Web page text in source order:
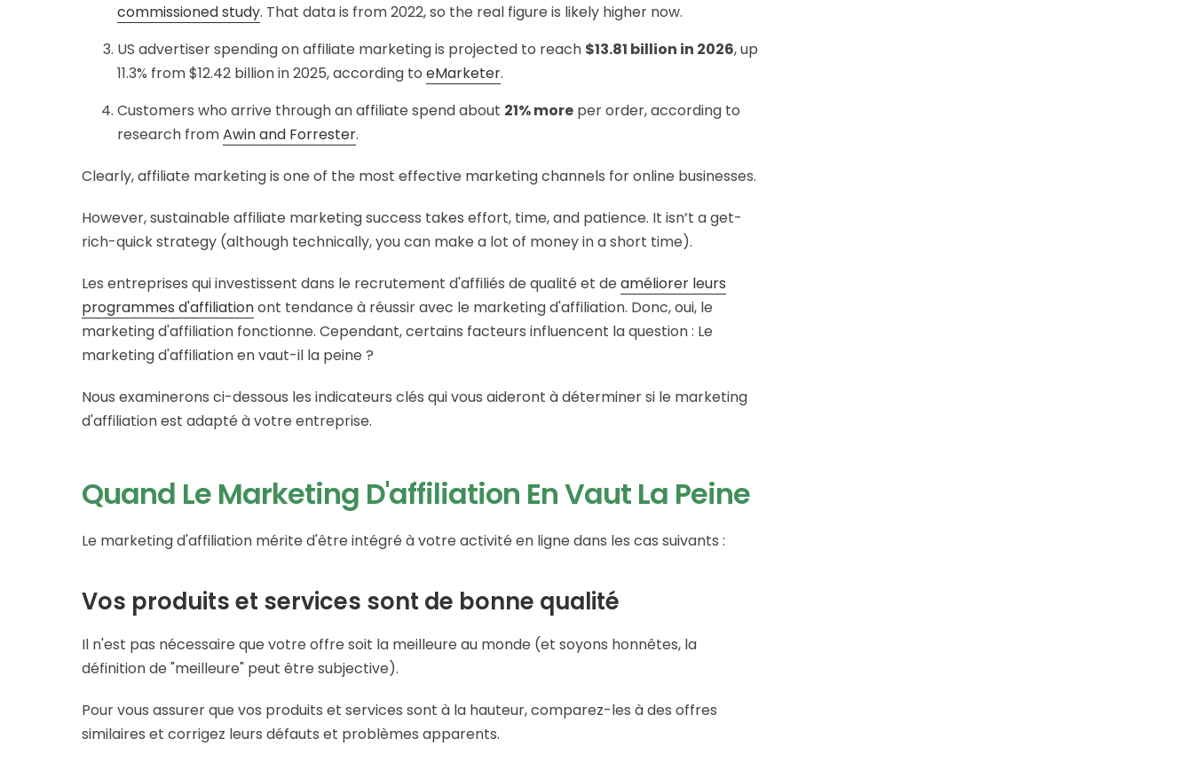
commissioned study. That data is from 2022, so the real figure is likely higher now.
US advertiser spending on affiliate marketing is projected to reach $13.81 billion in 2026, up
11.3% from $12.42 billion in 2025, according to eMarketer.
Customers who arrive through an affiliate spend about 21% more per order, according to
research fromAwin and Forrester.
Clearly, affiliate marketing is one of the most effective marketing channels for online businesses.
However, sustainable affiliate marketing success takes effort, time, and patience. It isn’t a get-
rich-quick strategy (although technically, you can make a lot of money in a short time).
Les entreprises qui investissent dans le recrutement d'affiliés de qualité et de améliorer leurs
programmes d'affiliationont tendance à réussir avec le marketing d'affiliation. Donc, oui, le
marketing d'affiliation fonctionne. Cependant, certains facteurs influencent la question : Le
marketing d'affiliation en vaut-il la peine ?
Nous examinerons ci-dessous les indicateurs clés qui vous aideront à déterminer si le marketing
d'affiliation est adapté à votre entreprise.
Quand Le Marketing D'affiliation En Vaut La Peine
Le marketing d'affiliation mérite d'être intégré à votre activité en ligne dans les cas suivants :
Vos produits et services sont de bonne qualité
Il n'est pas nécessaire que votre offre soit la meilleure au monde (et soyons honnêtes, la
définition de "meilleure" peut être subjective).
Pour vous assurer que vos produits et services sont à la hauteur, comparez-les à des offres
similaires et corrigez leurs défauts et problèmes apparents.